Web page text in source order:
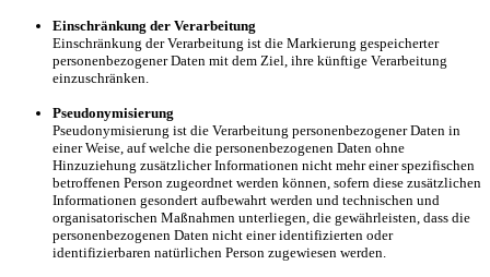
Einschränkung der Verarbeitung
Einschränkung der Verarbeitung ist die Markierung gespeicherter
personenbezogener Daten mit dem Ziel, ihre künftige Verarbeitung
einzuschränken.
Pseudonymisierung
Pseudonymisierung ist die Verarbeitung personenbezogener Daten in
einer Weise, auf welche die personenbezogenen Daten ohne
Hinzuziehung zusätzlicher Informationen nicht mehr einer spezifischen
betroffenen Person zugeordnet werden können, sofern diese zusätzlichen
Informationen gesondert aufbewahrt werden und technischen und
organisatorischen Maßnahmen unterliegen, die gewährleisten, dass die
personenbezogenen Daten nicht einer identifizierten oder
identifizierbaren natürlichen Person zugewiesen werden.